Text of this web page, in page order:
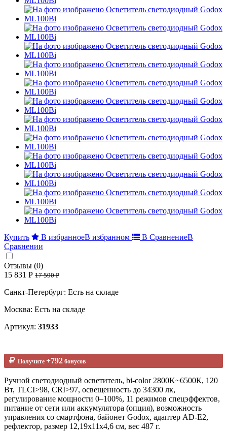
Купить В избранноеВ избранном В СравнениеВ
Сравнении
Отзывы (0)
15 831 Р 17 590 Р
Санкт-Петербург: Есть на складе
Москва: Есть на складе
Артикул: 31933
Получите +792 бонусов
Ручной cветодиодный осветитель, bi-color 2800K~6500К, 120
Вт, TLCI>98, CRI>97, освещенность до 34300 лк,
регулирование мощности 0–100%, 11 режимов спецэффектов,
питание от сети или аккумулятора (опция), возможность
управления со смартфона, байонет Godox, адаптер AD-E2,
рефлектор, размер 12,19х11х4,6 см, вес 487 г.